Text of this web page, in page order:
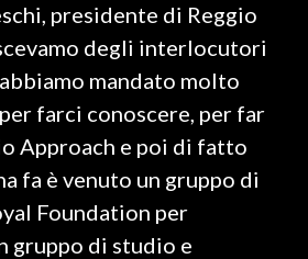
presidente di Reggio
degli interlocutori
mandato molto
farci conoscere, per far
Approach e poi di fatto
fa è venuto un gruppo di
Foundation per
gruppo di studio e